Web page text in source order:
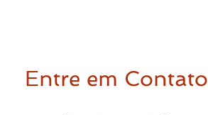
Entre em Contato